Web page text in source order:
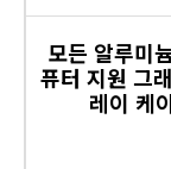
모든 알루미
퓨터 지원 그
레이 케